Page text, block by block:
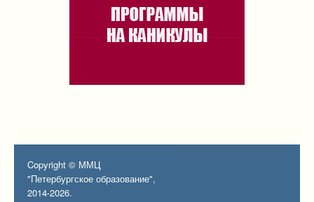
Copyright © ММЦ
"Петербургское образование",
2014-2026.